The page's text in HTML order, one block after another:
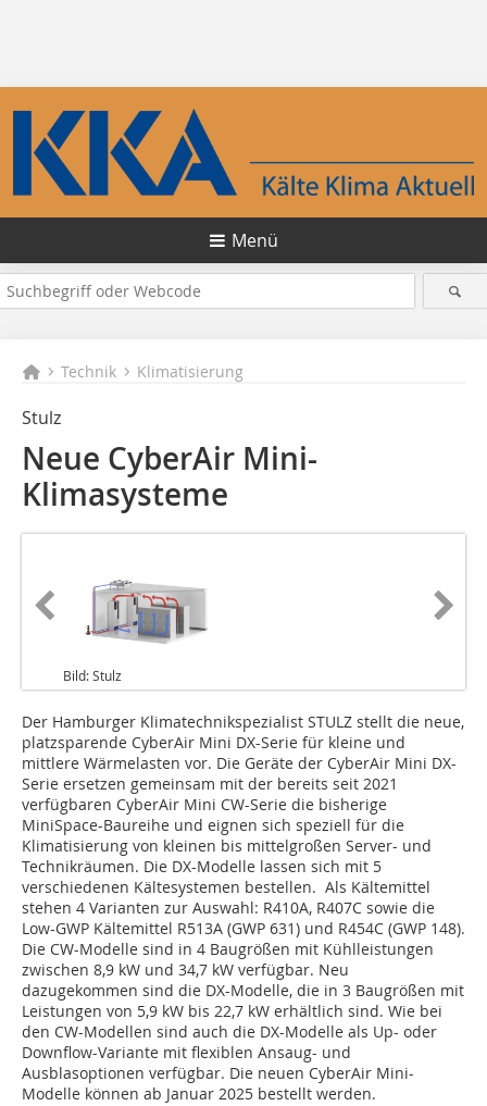
Menü
Technik Klimatisierung
Stulz
Neue CyberAir Mini-
Klimasysteme
Bild: Stulz
Der Hamburger Klimatechnikspezialist STULZ stellt die neue,
platzsparende CyberAir Mini DX-Serie für kleine und
mittlere Wärmelasten vor. Die Geräte der CyberAir Mini DX-
Serie ersetzen gemeinsam mit der bereits seit 2021
verfügbaren CyberAir Mini CW-Serie die bisherige
MiniSpace-Baureihe und eignen sich speziell für die
Klimatisierung von kleinen bis mittelgroßen Server- und
Technikräumen. Die DX-Modelle lassen sich mit 5
verschiedenen Kältesystemen bestellen. Als Kältemittel
stehen 4 Varianten zur Auswahl: R410A, R407C sowie die
Low-GWP Kältemittel R513A (GWP 631) und R454C (GWP 148).
Die CW-Modelle sind in 4 Baugrößen mit Kühlleistungen
zwischen 8,9 kW und 34,7 kW verfügbar. Neu
dazugekommen sind die DX-Modelle, die in 3 Baugrößen mit
Leistungen von 5,9 kW bis 22,7 kW erhältlich sind. Wie bei
den CW-Modellen sind auch die DX-Modelle als Up- oder
Downflow-Variante mit flexiblen Ansaug- und
Ausblasoptionen verfügbar. Die neuen CyberAir Mini-
Modelle können ab Januar 2025 bestellt werden.